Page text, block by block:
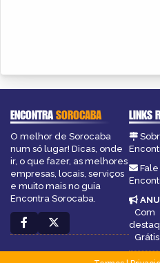
ENCONTRASOROCABA
O melhor de Sorocaba
num só lugar! Dicas, onde
ir, o que fazer, as melhores
empresas, locais, serviços
e muito mais no guia
Encontra Sorocaba.
LINKS
Com
Grátis